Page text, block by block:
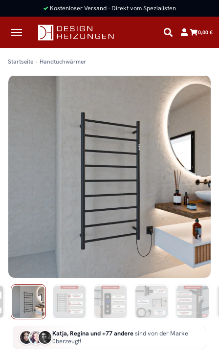
✓ Kostenloser Versand · Direkt vom Spezialisten
0,00 €
Startseite Handtuchwärmer
Katja, Regina und +77 anderesind von der Marke
überzeugt!